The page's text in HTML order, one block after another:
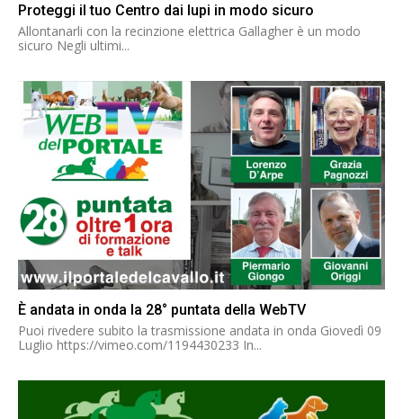
Proteggi il tuo Centro dai lupi in modo sicuro
Allontanarli con la recinzione elettrica Gallagher è un modo
sicuro Negli ultimi...
È andata in onda la 28° puntata della WebTV
Puoi rivedere subito la trasmissione andata in onda Giovedì 09
Luglio https://vimeo.com/1194430233 In...